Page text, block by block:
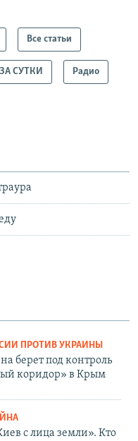
Все статьи
СУТКИ Радио
ПРОТИВ УКРАИНЫ
берет под контроль
коридор» в Крым
с лица земли». Кто